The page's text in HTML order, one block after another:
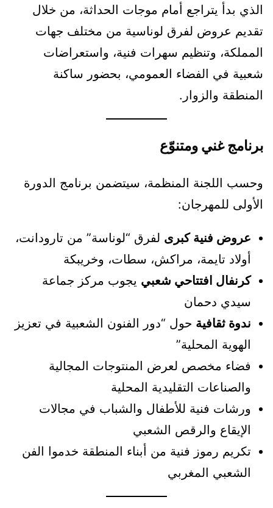
الذي بدأ يتراجع أمام موجات الحداثة، من خلال
تقديم عروض لفرق لوناسية من مختلف جهات
المملكة، وتنظيم سهرات فنية، واستعراضات
شعبية في الفضاء العمومي، بحضور ساكنة
المنطقة والزوار.
برنامج غني ومتنوّع
وحسب اللجنة المنظمة، سيتضمن برنامج الدورة
الأولى للمهرجان:
عروض فنية كبرى لفرق “لوناسة” من تارودانت،
أولاد تايمة، مراكش، سطات، وخريبكة
كرنفال افتتاحي شعبي يجوب مركز جماعة
سيدي دحمان
ندوة ثقافية حول “دور الفنون الشعبية في تعزيز
الهوية المحلية”
فضاء مخصص لعرض المنتوجات المجالية
والصناعات التقليدية المحلية
ورشات فنية للأطفال والشباب في مجالات
الإيقاع والرقص الشعبي
تكريم رموز فنية من أبناء المنطقة خدموا الفن
الشعبي المغربي